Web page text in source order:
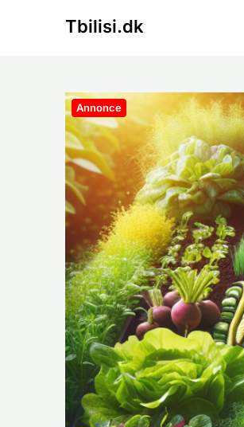
Tbilisi.dk
Annonce